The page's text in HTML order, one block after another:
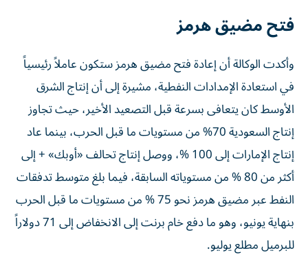
فتح مضيق هرمز
وأكدت الوكالة أن إعادة فتح مضيق هرمز ستكون عاملاً رئيسياً
في استعادة الإمدادات النفطية، مشيرة إلى أن إنتاج الشرق
الأوسط كان يتعافى بسرعة قبل التصعيد الأخير، حيث تجاوز
إنتاج السعودية 70% من مستويات ما قبل الحرب، بينما عاد
إنتاج الإمارات إلى 100 %، ووصل إنتاج تحالف «أوبك» + إلى
أكثر من 80 % من مستوياته السابقة، فيما بلغ متوسط تدفقات
النفط عبر مضيق هرمز نحو 75 % من مستويات ما قبل الحرب
بنهاية يونيو، وهو ما دفع خام برنت إلى الانخفاض إلى 71 دولاراً
للبرميل مطلع يوليو.